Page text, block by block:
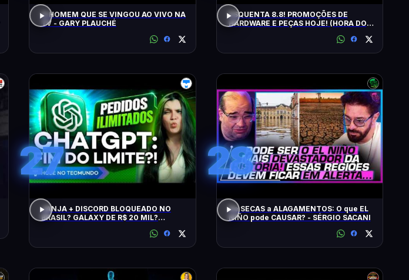
O HOMEM QUE SE VINGOU AO VIVO NA
TV - GARY PLAUCHÉ
ESQUENTA 8.8! PROMOÇÕES DE
HARDWARE E PEÇAS HOJE! (HORA DO
27
JANJA + DISCORD BLOQUEADO NO
BRASIL? GALAXY DE R$ 20 MIL?
28
De SECAS a ALAGAMENTOS: O que EL
NIÑO pode CAUSAR? - SÉRGIO SACANI